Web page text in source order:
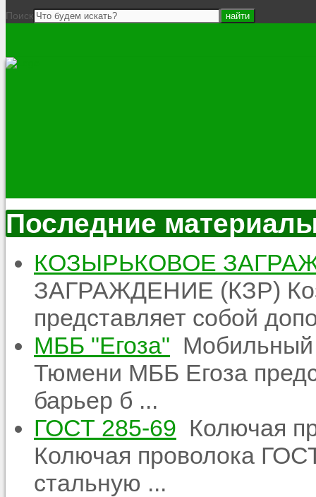
Поиск
Последние
КОЗЫРЬКОВОЕ
ЗАГРАЖДЕНИЕ (КЗР)
представляет собой
МББ "Егоза" Мобильный
Тюмени МББ Егоза
барьер б ...
ГОСТ 285-69 Колючая
Колючая проволока
стальную ...